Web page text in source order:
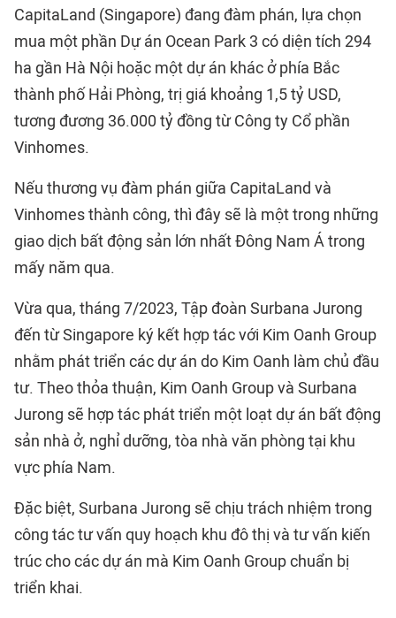
CapitaLand (Singapore) đang đàm phán, lựa chọn
mua một phần Dự án Ocean Park 3 có diện tích 294
ha gần Hà Nội hoặc một dự án khác ở phía Bắc
thành phố Hải Phòng, trị giá khoảng 1,5 tỷ USD,
tương đương 36.000 tỷ đồng từ Công ty Cổ phần
Vinhomes.
Nếu thương vụ đàm phán giữa CapitaLand và
Vinhomes thành công, thì đây sẽ là một trong những
giao dịch bất động sản lớn nhất Đông Nam Á trong
mấy năm qua.
Vừa qua, tháng 7/2023, Tập đoàn Surbana Jurong
đến từ Singapore ký kết hợp tác với Kim Oanh Group
nhằm phát triển các dự án do Kim Oanh làm chủ đầu
tư. Theo thỏa thuận, Kim Oanh Group và Surbana
Jurong sẽ hợp tác phát triển một loạt dự án bất động
sản nhà ở, nghỉ dưỡng, tòa nhà văn phòng tại khu
vực phía Nam.
Đặc biệt, Surbana Jurong sẽ chịu trách nhiệm trong
công tác tư vấn quy hoạch khu đô thị và tư vấn kiến
trúc cho các dự án mà Kim Oanh Group chuẩn bị
triển khai.